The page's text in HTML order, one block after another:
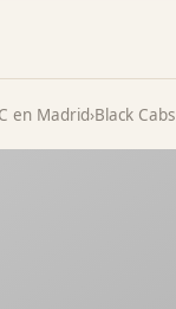
en Madrid›Black Cabs